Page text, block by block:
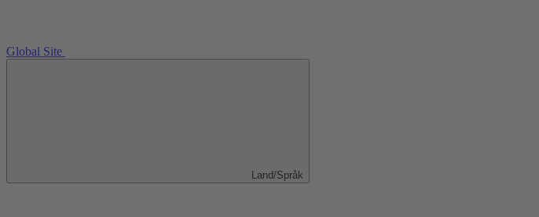
Global Site
Land/Språk